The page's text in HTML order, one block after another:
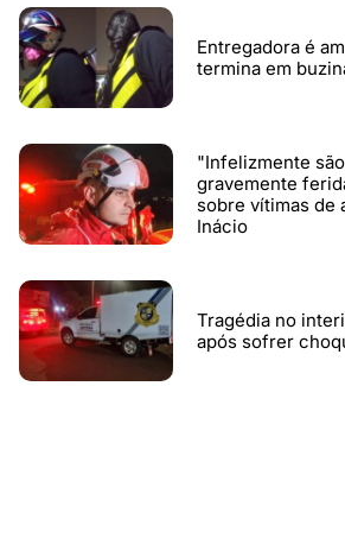
Entregadora é
termina em
"Infelizmente
gravemente
sobre vítimas de
Inácio
Tragédia no
após sofrer